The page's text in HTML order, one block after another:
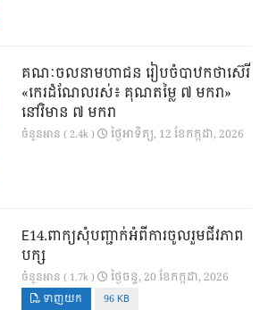
គណៈចលនាមហាជន រៀបចំបាឋកថាស៊េរី
«កេរដំណែលរស់៖ គុណតម្លៃ ៧ មករា»
នៅវិមាន ៧ មករា
ចំនួនអាន ( 2.4k ) ថ្ងៃ​អាទិត្យ, 12 ខែ​កក្កដា, 2026
E14.ពាក្យសុំបញ្ជាក់អំពីការចូលរួមជីវភាព
បក្ស
ចំនួនអាន ( 1.7k ) ថ្ងៃ​ចន្ទ, 20 ខែ​កក្កដា, 2026
ទាញយក 96 KB